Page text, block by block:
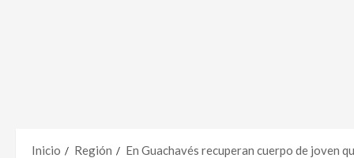
Inicio Región En Guachavés recuperan cuerpo de joven